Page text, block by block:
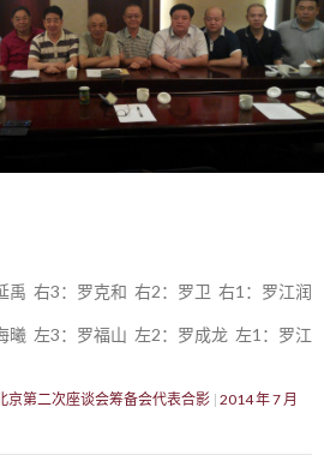
禹 右3：罗克和 右2：罗卫 右1：罗江润
曦 左3：罗福山 左2：罗成龙 左1：罗江
第二次座谈会筹备会代表合影 2014 年 7 月